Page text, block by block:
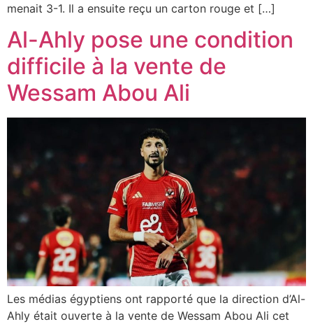
menait 3-1. Il a ensuite reçu un carton rouge et […]
Al-Ahly pose une condition
difficile à la vente de
Wessam Abou Ali
Les médias égyptiens ont rapporté que la direction d’Al-
Ahly était ouverte à la vente de Wessam Abou Ali cet